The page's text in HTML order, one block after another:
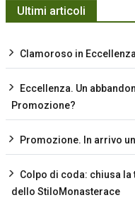
Ultimi articoli
Clamoroso in
Eccellenza. Un
Promozione?
Promozione. In arrivo
Colpo di coda: chiusa
dello StiloMonasterace